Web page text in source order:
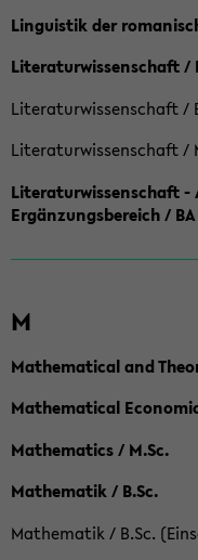
Linguistik der
Literaturwissenschaft /
Literaturwissenschaft /
Literaturwissenschaft /
Literaturwissenschaft -
Ergänzungsbereich /
M
Mathematical and
Mathematical
Mathematics / M.Sc.
Mathematik / B.Sc.
Mathematik / B.Sc.